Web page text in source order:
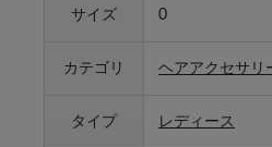
サイズ 0
カテゴリ ヘアアクセサリ
タイプ レディース